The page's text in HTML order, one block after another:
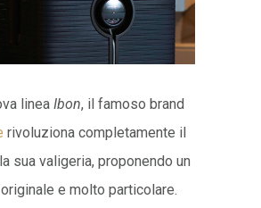
linea Ibon, il famoso brand
rivoluziona completamente il
sua valigeria, proponendo un
e molto particolare.